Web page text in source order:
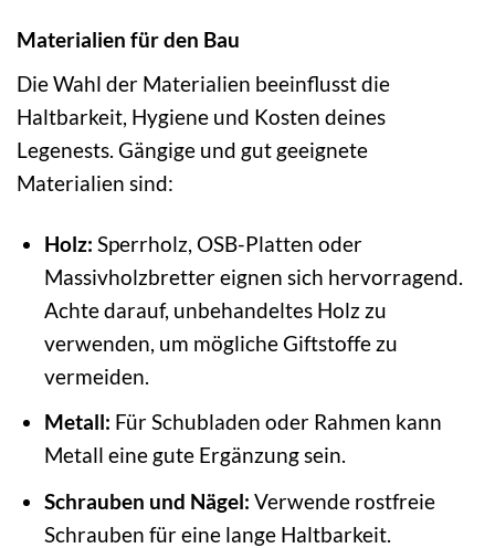
Materialien für den Bau
Die Wahl der Materialien beeinflusst die
Haltbarkeit, Hygiene und Kosten deines
Legenests. Gängige und gut geeignete
Materialien sind:
Holz: Sperrholz, OSB-Platten oder
Massivholzbretter eignen sich hervorragend.
Achte darauf, unbehandeltes Holz zu
verwenden, um mögliche Giftstoffe zu
vermeiden.
Metall: Für Schubladen oder Rahmen kann
Metall eine gute Ergänzung sein.
Schrauben und Nägel: Verwende rostfreie
Schrauben für eine lange Haltbarkeit.